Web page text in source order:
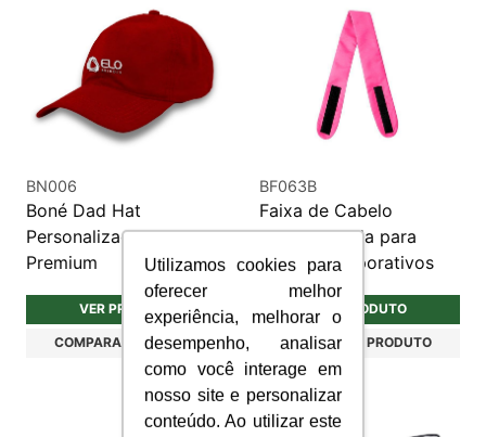
Utilizamos cookies para
oferecer melhor
experiência, melhorar o
desempenho, analisar
como você interage em
nosso site e personalizar
conteúdo. Ao utilizar este
BN006
Boné Dad Hat
Personalizado - Linha
Premium
VER PRODUTO
COMPARAR PRODUTO
BF063B
Faixa de Cabelo
Personalizada para
Brindes Corporativos
VER PRODUTO
COMPARAR PRODUTO